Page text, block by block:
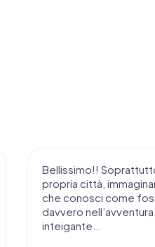
Bellissimo!!
propria città,
che conosci come
davvero nell’avventura…
inteigante...